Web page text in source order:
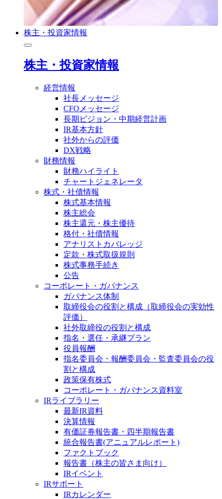
株主・投資家情報
株主・投資家情報
経営情報
社長メッセージ
CFOメッセージ
長期ビジョン・中期経営計画
IR基本方針
社外からの評価
DX戦略
財務情報
財務ハイライト
チャートジェネレータ
株式・社債情報
株式基本情報
株主総会
株主還元・株主優待
格付・社債情報
アナリストカバレッジ
定款・株式取扱規則
株式事務手続き
公告
コーポレート・ガバナンス
ガバナンス体制
取締役会の役割と構成（取締役会の実効性
評価）
社外取締役の役割と構成
指名・選任・承継プラン
役員報酬
指名委員会・報酬委員会・監査委員会の役
割と構成
政策保有株式
コーポレート・ガバナンス資料室
IRライブラリー
最新IR資料
決算情報
有価証券報告書・四半期報告書
統合報告書(アニュアルレポート)
ファクトブック
報告書（株主の皆さま向け）
IRイベント
IRサポート
IRカレンダー